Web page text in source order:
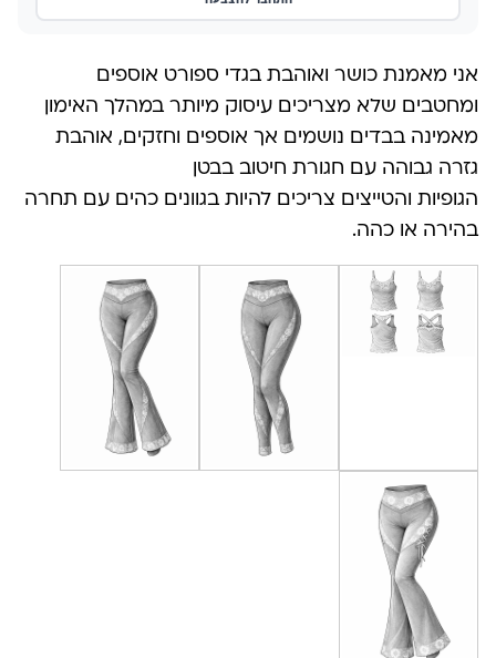
אני מאמנת כושר ואוהבת בגדי ספורט אוספים
ומחטבים שלא מצריכים עיסוק מיותר במהלך האימון
מאמינה בבדים נושמים אך אוספים וחזקים, אוהבת
גזרה גבוהה עם חגורת חיטוב בבטן
הגופיות והטייצים צריכים להיות בגוונים כהים עם תחרה
בהירה או כהה.